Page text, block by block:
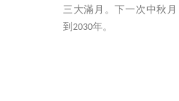
三大滿月。下一次中秋
到2030年。